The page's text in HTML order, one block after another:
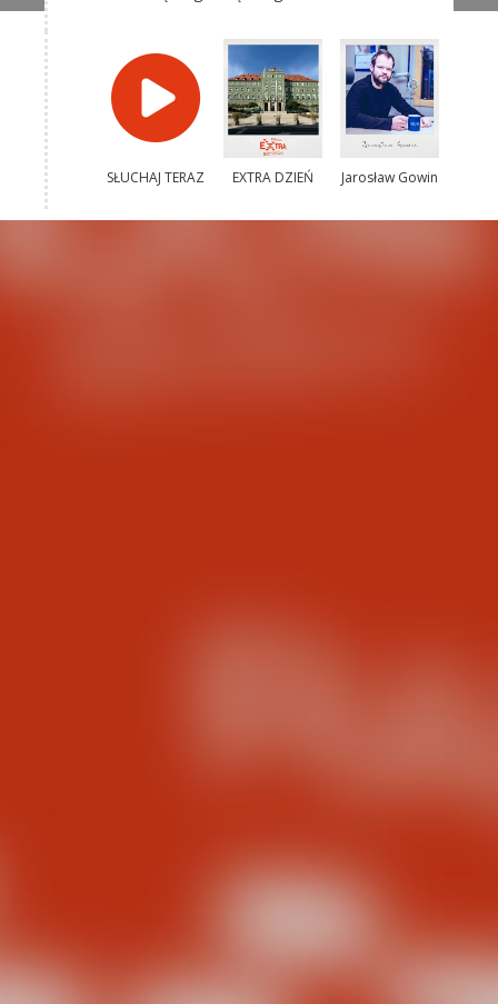
SŁUCHAJ TERAZ EXTRA DZIEŃ Jarosław Gowin